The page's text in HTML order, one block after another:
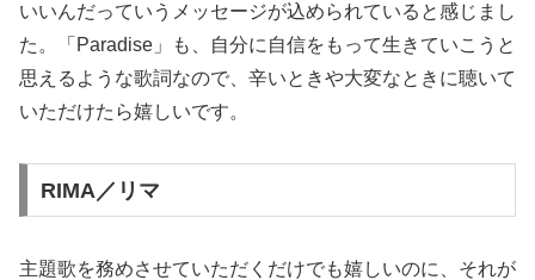
いいんだっていうメッセージが込められていると感じまし
た。「Paradise」も、自分に自信をもって生きていこうと
思えるような歌詞なので、辛いときや大変なときに聴いて
いただけたら嬉しいです。
RIMA／リマ
主題歌を務めさせていただくだけでも嬉しいのに、それが